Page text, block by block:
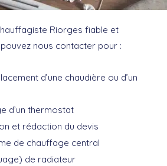
Riorges fiable et
nous contacter pour :
d’une chaudière ou d’un
d’un thermostat
et rédaction du devis
de chauffage central
de radiateur